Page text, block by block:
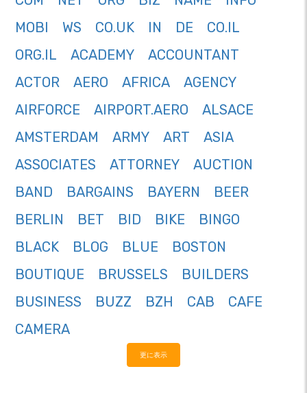
MOBI
WS CO.UK IN DE
CO.IL
ORG.IL
ACADEMY
ACCOUNTANT
ACTOR
AERO AFRICA
AGENCY
AIRFORCE
AIRPORT.AERO
ALSACE
AMSTERDAM
ARMY ART
ASIA
ASSOCIATES
ATTORNEY
AUCTION
BAND
BARGAINS BAYERN
BEER
BERLIN
BET BID BIKE
BINGO
BLACK
BLOG BLUE
BOSTON
BOUTIQUE
BRUSSELS
BUILDERS
BUSINESS
BUZZ BZH CAB
CAFE
CAMERA
更に表示